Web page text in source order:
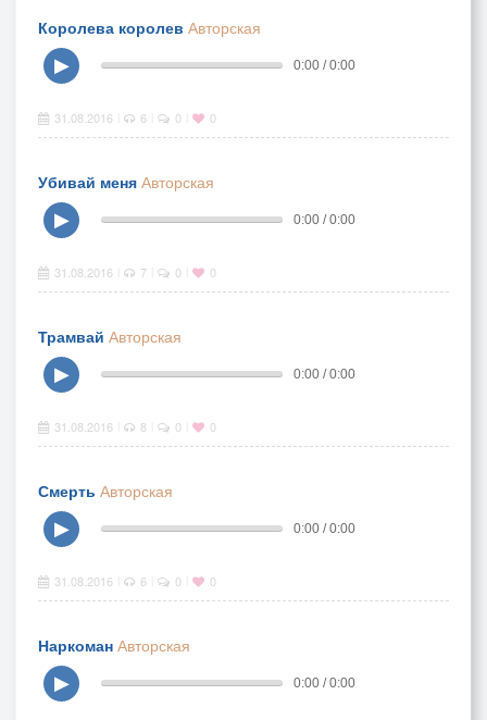
Королева королев Авторская
▶
0:00 / 0:00
31.08.2016 6 0 0
Убивай меня Авторская
▶
0:00 / 0:00
31.08.2016 7 0 0
Трамвай Авторская
▶
0:00 / 0:00
31.08.2016 8 0 0
Смерть Авторская
▶
0:00 / 0:00
31.08.2016 6 0 0
Наркоман Авторская
▶
0:00 / 0:00